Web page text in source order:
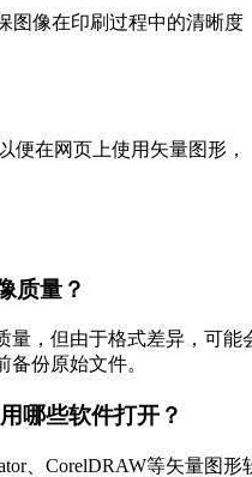
图像在印刷过程中的清晰度
便在网页上使用矢量图形，
质量？
量，但由于格式差异，可能
份原始文件。
哪些软件打开？
、CorelDRAW等矢量图形